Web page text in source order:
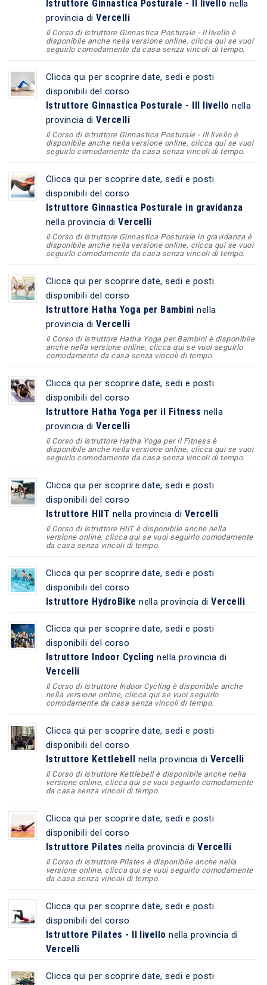
Istruttore Ginnastica Posturale - II livello nella
provincia diVercelli
Il Corso di Istruttore Ginnastica Posturale - II livello è
disponibile anche nella versione online, clicca qui se vuoi
seguirlo comodamente da casa senza vincoli di tempo.
Clicca qui per scoprire date, sedi e posti
disponibili del corso
Istruttore Ginnastica Posturale - III livello nella
provincia diVercelli
Il Corso di Istruttore Ginnastica Posturale - III livello è
disponibile anche nella versione online, clicca qui se vuoi
seguirlo comodamente da casa senza vincoli di tempo.
Clicca qui per scoprire date, sedi e posti
disponibili del corso
Istruttore Ginnastica Posturale in gravidanza
nella provincia diVercelli
Il Corso di Istruttore Ginnastica Posturale in gravidanza è
disponibile anche nella versione online, clicca qui se vuoi
seguirlo comodamente da casa senza vincoli di tempo.
Clicca qui per scoprire date, sedi e posti
disponibili del corso
Istruttore Hatha Yoga per Bambini nella
provincia diVercelli
Il Corso di Istruttore Hatha Yoga per Bambini è disponibile
anche nella versione online, clicca qui se vuoi seguirlo
comodamente da casa senza vincoli di tempo.
Clicca qui per scoprire date, sedi e posti
disponibili del corso
Istruttore Hatha Yoga per il Fitness nella
provincia diVercelli
Il Corso di Istruttore Hatha Yoga per il Fitness è
disponibile anche nella versione online, clicca qui se vuoi
seguirlo comodamente da casa senza vincoli di tempo.
Clicca qui per scoprire date, sedi e posti
disponibili del corso
Istruttore HIIT nella provincia di Vercelli
Il Corso di Istruttore HIIT è disponibile anche nella
versione online, clicca qui se vuoi seguirlo comodamente
da casa senza vincoli di tempo.
Clicca qui per scoprire date, sedi e posti
disponibili del corso
Istruttore HydroBike nella provincia diVercelli
Clicca qui per scoprire date, sedi e posti
disponibili del corso
Istruttore Indoor Cycling nella provincia di
Vercelli
Il Corso di Istruttore Indoor Cycling è disponibile anche
nella versione online, clicca qui se vuoi seguirlo
comodamente da casa senza vincoli di tempo.
Clicca qui per scoprire date, sedi e posti
disponibili del corso
Istruttore Kettlebell nella provincia di Vercelli
Il Corso di Istruttore Kettlebell è disponibile anche nella
versione online, clicca qui se vuoi seguirlo comodamente
da casa senza vincoli di tempo.
Clicca qui per scoprire date, sedi e posti
disponibili del corso
Istruttore Pilates nella provincia diVercelli
Il Corso di Istruttore Pilates è disponibile anche nella
versione online, clicca qui se vuoi seguirlo comodamente
da casa senza vincoli di tempo.
Clicca qui per scoprire date, sedi e posti
disponibili del corso
Istruttore Pilates - II livello nella provincia di
Vercelli
Clicca qui per scoprire date, sedi e posti